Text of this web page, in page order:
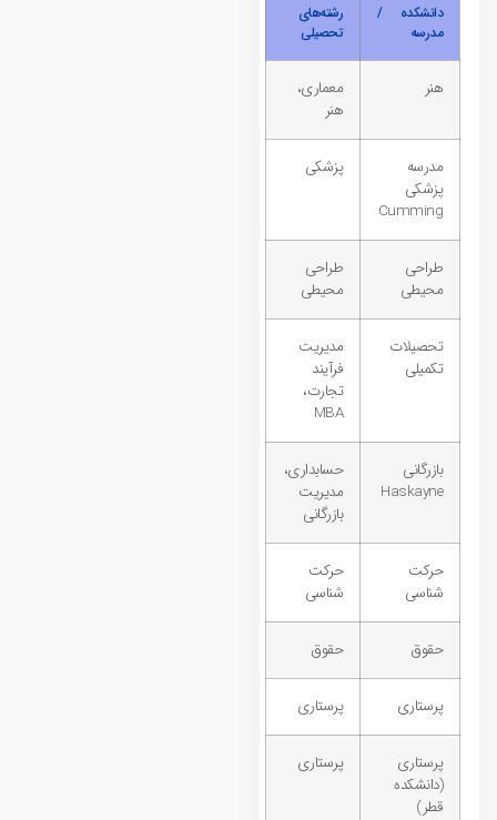
دانشکده /
مدرسه
رشته‌های
تحصیلی
هنر
معماری،
هنر
مدرسه
پزشکی
Cumming
پزشکی
طراحی
محیطی
طراحی
محیطی
تحصیلات
تکمیلی
مدیریت
فرآیند
تجارت،
MBA
بازرگانی
Haskayne
حسابداری،
مدیریت
بازرگانی
حرکت
شناسی
حرکت
شناسی
حقوق حقوق
پرستاری پرستاری
پرستاری
(دانشکده
قطر)
پرستاری